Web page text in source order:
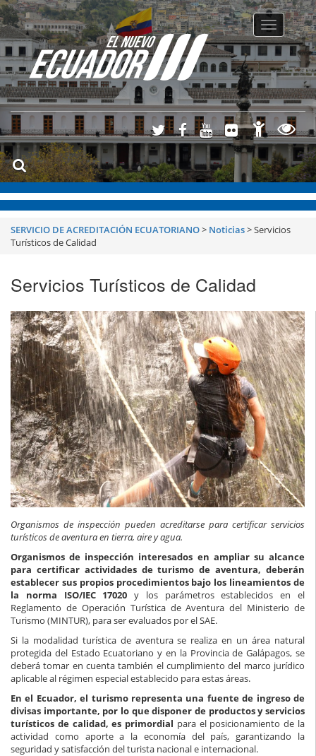
Toggle
SERVICIO DE ACREDITACIÓN ECUATORIANO> Noticias>Servicios
Turísticos de Calidad
Servicios Turísticos de Calidad
Organismos de inspección pueden acreditarse para certificar servicios
turísticos de aventura en tierra, aire y agua.
Organismos de inspección interesados en ampliar su alcance
para certificar actividades de turismo de aventura, deberán
establecer sus propios procedimientos bajo los lineamientos de
la norma ISO/IEC 17020 y los parámetros establecidos en el
Reglamento de Operación Turística de Aventura del Ministerio de
Turismo (MINTUR), para ser evaluados por el SAE.
Si la modalidad turística de aventura se realiza en un área natural
protegida del Estado Ecuatoriano y en la Provincia de Galápagos, se
deberá tomar en cuenta también el cumplimiento del marco jurídico
aplicable al régimen especial establecido para estas áreas.
En el Ecuador, el turismo representa una fuente de ingreso de
divisas importante, por lo que disponer de productos y servicios
turísticos de calidad, es primordial para el posicionamiento de la
actividad como aporte a la economía del país, garantizando la
seguridad y satisfacción del turista nacional e internacional.